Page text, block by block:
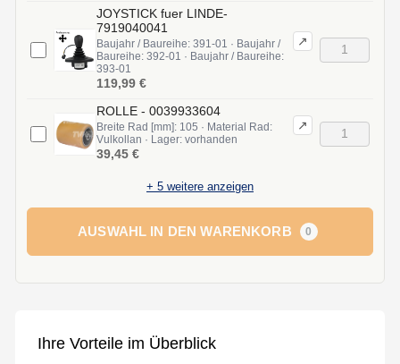
JOYSTICK fuer LINDE-
7919040041
Baujahr / Baureihe: 391-01 · Baujahr /
Baureihe: 392-01 · Baujahr / Baureihe:
393-01
↗
119,99 €
ROLLE - 0039933604
Breite Rad [mm]: 105 · Material Rad:
Vulkollan · Lager: vorhanden
↗
39,45 €
+ 5 weitere anzeigen
AUSWAHL IN DEN WARENKORB 0
Ihre Vorteile im Überblick